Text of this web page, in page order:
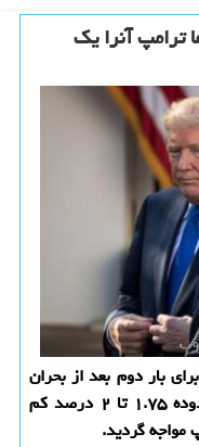
ترامپ آنرا یك
بار دوم بعد از بحران
مالی ۲۰۰۸، نرخ بهره خویش را به محدوده ۱.۷۵ تا ۲ درصد كم
مواجه گردید.